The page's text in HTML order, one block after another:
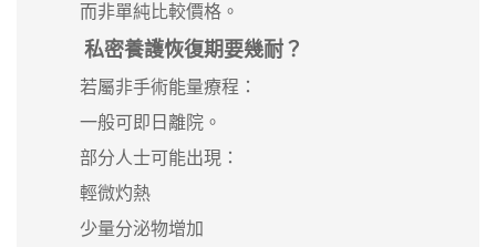
而非單純比較價格。
私密養護恢復期要幾耐？
若屬非手術能量療程：
一般可即日離院。
部分人士可能出現：
輕微灼熱
少量分泌物增加